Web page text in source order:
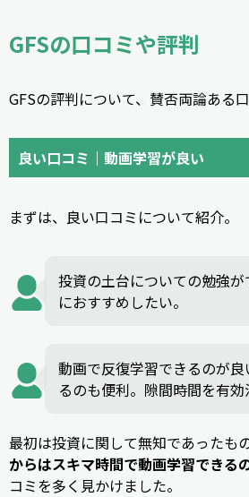
GFSの口コミや評判
GFSの評判について、賛否両論ある
良い口コミ｜動画学習が良い
まずは、良い口コミについて紹介。
投資の土台についての勉強
におすすめしたい。
動画で反復学習できるのが
るのも便利。隙間時間を有効
最初は投資に関して無知であったもの
からはスキマ時間で動画学習できる
コミを多く見かけました。